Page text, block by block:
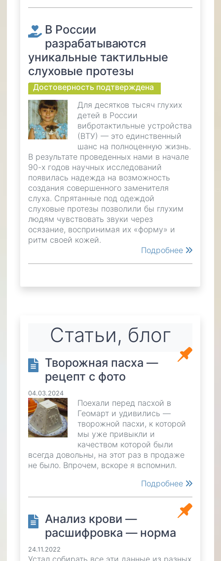
В России
разрабатываются
уникальные тактильные
слуховые протезы
Достоверность подтверждена
Для десятков тысяч глухих
детей в России
вибротактильные устройства
(ВТУ) — это единственный
шанс на полноценную жизнь.
В результате проведенных нами в начале
90-х годов научных исследований
появилась надежда на возможность
создания совершенного заменителя
слуха. Спрятанные под одеждой
слуховые протезы позволили бы глухим
людям чувствовать звуки через
осязание, воспринимая их «форму» и
ритм своей кожей.
Подробнее
Статьи, блог
Творожная пасха —
рецепт с фото
04.03.2024
Поехали перед пасхой в
Геомарт и удивились —
творожной пасхи, к которой
мы уже привыкли и
качеством которой были
всегда довольны, на этот раз в продаже
не было. Впрочем, вскоре я вспомнил.
Подробнее
Анализ крови —
расшифровка — норма
24.11.2022